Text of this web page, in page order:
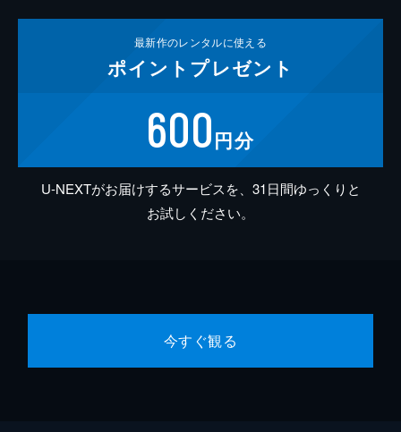
最新作のレンタルに使える
ポイント プレゼント
600円分
U-NEXTがお届けするサービスを、31日間ゆっくりと
お試しください。
今すぐ観る